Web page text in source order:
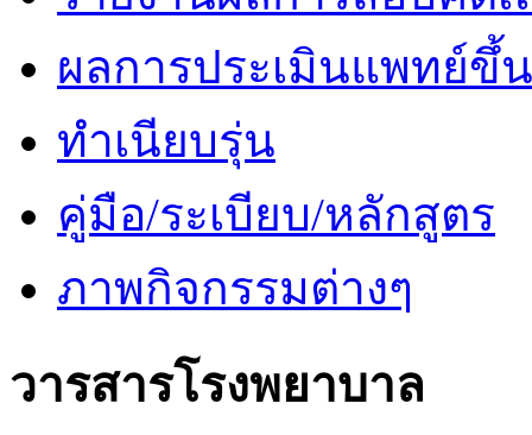
ผลการประเมินแพทย์ขึ้
ทำเนียบรุ่น
คู่มือ/ระเบียบ/หลักสูตร
ภาพกิจกรรมต่างๆ
วารสารโรงพยาบาล